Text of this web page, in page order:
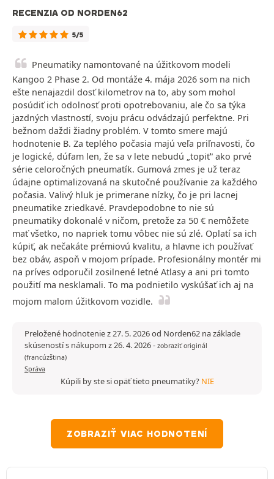
RECENZIA OD NORDEN62
5/5
Pneumatiky namontované na úžitkovom modeli
Kangoo 2 Phase 2. Od montáže 4. mája 2026 som na nich
ešte nenajazdil dosť kilometrov na to, aby som mohol
posúdiť ich odolnosť proti opotrebovaniu, ale čo sa týka
jazdných vlastností, svoju prácu odvádzajú perfektne. Pri
bežnom daždi žiadny problém. V tomto smere majú
hodnotenie B. Za teplého počasia majú veľa priľnavosti, čo
je logické, dúfam len, že sa v lete nebudú „topiť“ ako prvé
série celoročných pneumatík. Gumová zmes je už teraz
údajne optimalizovaná na skutočné používanie za každého
počasia. Valivý hluk je primerane nízky, čo je pri lacnej
pneumatike zriedkavé. Pravdepodobne to nie sú
pneumatiky dokonalé v ničom, pretože za 50 € nemôžete
mať všetko, no napriek tomu vôbec nie sú zlé. Oplatí sa ich
kúpiť, ak nečakáte prémiovú kvalitu, a hlavne ich používať
bez obáv, aspoň v mojom prípade. Profesionálny montér mi
na príves odporučil zosilnené letné Atlasy a ani pri tomto
použití ma nesklamali. To ma podnietilo vyskúšať ich aj na
mojom malom úžitkovom vozidle.
Preložené hodnotenie z 27. 5. 2026 od Norden62 na základe
skúseností s nákupom z 26. 4. 2026- zobraziť originál
(francúzština)
Správa
Kúpili by ste si opäť tieto pneumatiky? NIE
ZOBRAZIŤ VIAC HODNOTENÍ